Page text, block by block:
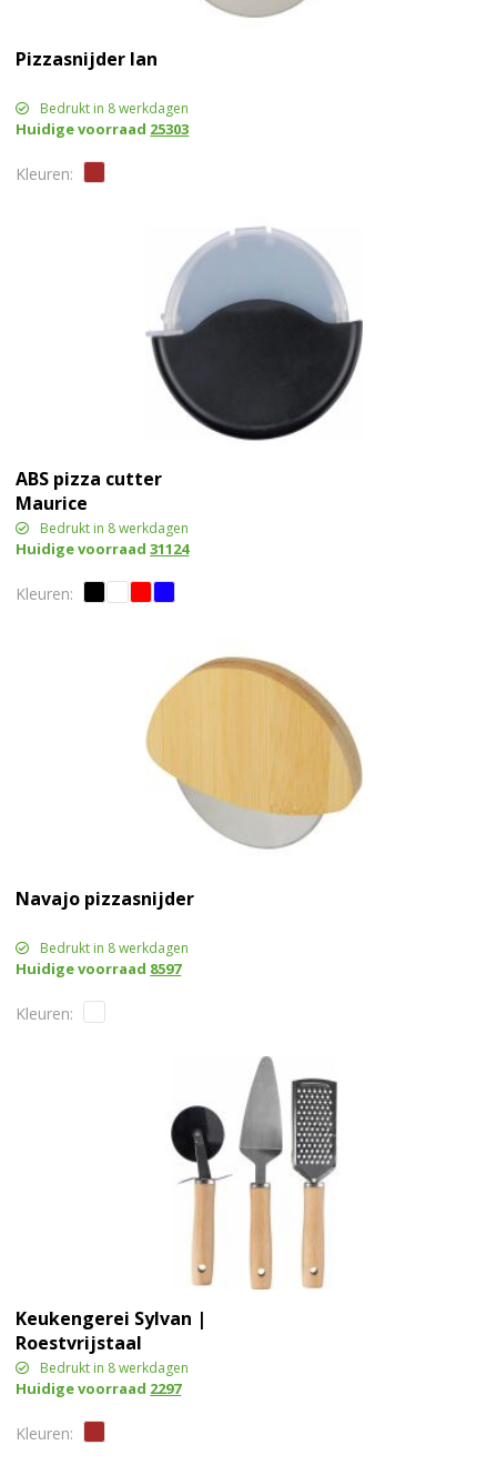
Pizzasnijder Ian
Bedrukt in 8 werkdagen
Huidige voorraad 25303
ABS pizza cutter
Maurice
Bedrukt in 8 werkdagen
Huidige voorraad31124
Navajo pizzasnijder
Bedrukt in 8 werkdagen
Huidige voorraad 8597
Keukengerei Sylvan |
Roestvrijstaal
Bedrukt in 8 werkdagen
Huidige voorraad 2297